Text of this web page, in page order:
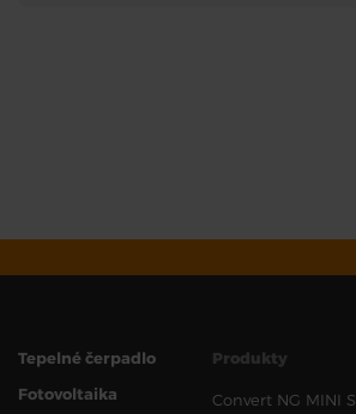
Tepelné čerpadlo
Fotovoltaika
Produkty
Convert NG MINI S